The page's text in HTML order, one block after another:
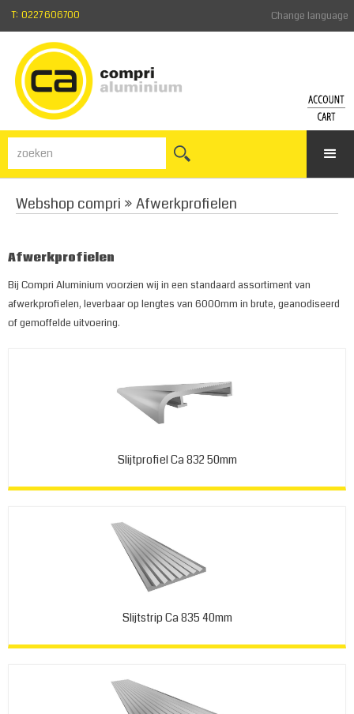
Change language
T: 0227 606700
Inloggen
Webshop compri »Afwerkprofielen
Afwerkprofielen
Bij Compri Aluminium voorzien wij in een standaard assortiment van
afwerkprofielen, leverbaar op lengtes van 6000mm in brute, geanodiseerd
of gemoffelde uitvoering.
Slijtprofiel Ca 832 50mm
Slijtstrip Ca 835 40mm